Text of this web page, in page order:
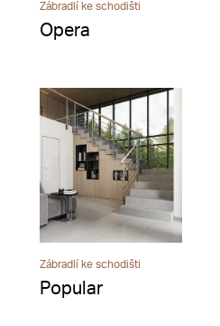
Zábradlí ke schodišti
Opera
Zábradlí ke schodišti
Popular